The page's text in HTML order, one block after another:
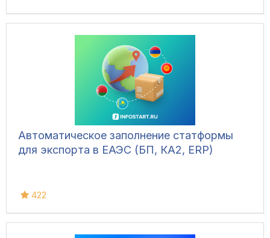
Автоматическое заполнение статформы
для экспорта в ЕАЭС (БП, КА2, ERP)
422